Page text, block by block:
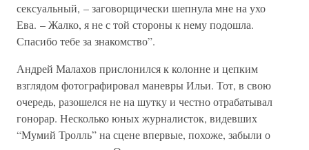
сексуальный, – заговорщически шепнула мне на ухо
Ева. – Жалко, я не с той стороны к нему подошла.
Спасибо тебе за знакомство”.
Андрей Малахов прислонился к колонне и цепким
взглядом фотографировал маневры Ильи. Тот, в свою
очередь, разошелся не на шутку и честно отрабатывал
гонорар. Несколько юных журналисток, видевших
“Мумий Тролль” на сцене впервые, похоже, забыли о